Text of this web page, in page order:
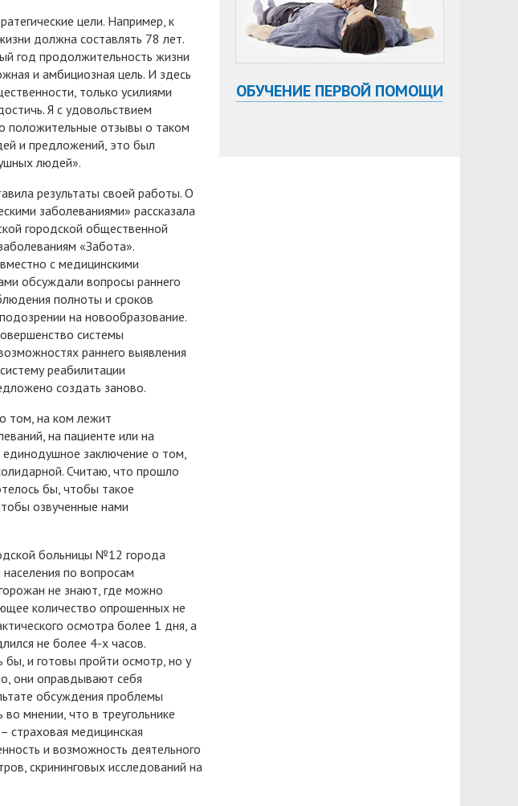
цели. Например, к
должна составлять 78 лет.
год продолжительность жизни
и амбициозная цель. И здесь
только усилиями
Я с удовольствием
положительные отзывы о таком
и предложений, это был
людей».
результаты своей работы. О
заболеваниями» рассказала
городской общественной
«Забота».
с медицинскими
обсуждали вопросы раннего
полноты и сроков
на новообразование.
системы
раннего выявления
реабилитации
создать заново.
том, на ком лежит
на пациенте или на
заключение о том,
Считаю, что прошло
бы, чтобы такое
озвученные нами
больницы №12 города
по вопросам
не знают, где можно
количество опрошенных не
осмотра более 1 дня, а
не более 4-х часов.
бы, и готовы пройти осмотр, но у
они оправдывают себя
обсуждения проблемы
мнении, что в треугольнике
страховая медицинская
и возможность деятельного
скрининговых исследований на
ОБУЧЕНИЕ ПЕРВОЙ ПОМОЩИ